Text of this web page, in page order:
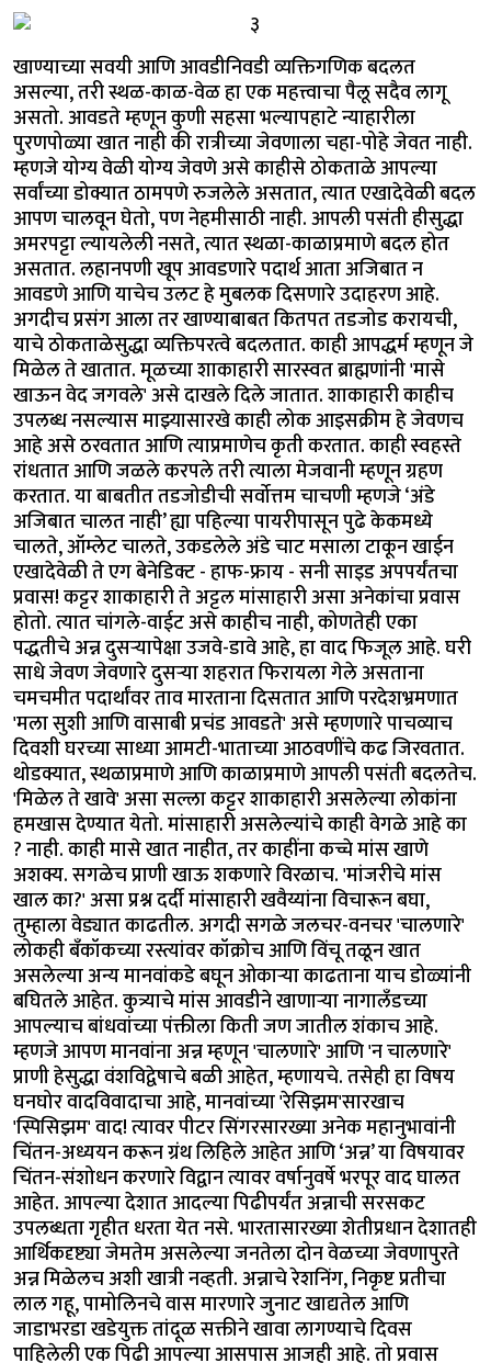
खाण्याच्या सवयी आणि आवडीनिवडी व्यक्तिगणिक बदलत
असल्या, तरी स्थळ-काळ-वेळ हा एक महत्त्वाचा पैलू सदैव लागू
असतो. आवडते म्हणून कुणी सहसा भल्यापहाटे न्याहारीला
पुरणपोळ्या खात नाही की रात्रीच्या जेवणाला चहा-पोहे जेवत नाही.
म्हणजे योग्य वेळी योग्य जेवणे असे काहीसे ठोकताळे आपल्या
सर्वांच्या डोक्यात ठामपणे रुजलेले असतात, त्यात एखादेवेळी बदल
आपण चालवून घेतो, पण नेहमीसाठी नाही. आपली पसंती हीसुद्धा
अमरपट्टा ल्यायलेली नसते, त्यात स्थळा-काळाप्रमाणे बदल होत
असतात. लहानपणी खूप आवडणारे पदार्थ आता अजिबात न
आवडणे आणि याचेच उलट हे मुबलक दिसणारे उदाहरण आहे.
अगदीच प्रसंग आला तर खाण्याबाबत कितपत तडजोड करायची,
याचे ठोकताळेसुद्धा व्यक्तिपरत्वे बदलतात. काही आपद्धर्म म्हणून जे
मिळेल ते खातात. मूळच्या शाकाहारी सारस्वत ब्राह्मणांनी 'मासे
खाऊन वेद जगवले' असे दाखले दिले जातात. शाकाहारी काहीच
उपलब्ध नसल्यास माझ्यासारखे काही लोक आइसक्रीम हे जेवणच
आहे असे ठरवतात आणि त्याप्रमाणेच कृती करतात. काही स्वहस्ते
रांधतात आणि जळले करपले तरी त्याला मेजवानी म्हणून ग्रहण
करतात. या बाबतीत तडजोडीची सर्वोत्तम चाचणी म्हणजे ‘अंडे
अजिबात चालत नाही’ ह्या पहिल्या पायरीपासून पुढे केकमध्ये
चालते, ऑम्लेट चालते, उकडलेले अंडे चाट मसाला टाकून खाईन
एखादेवेळी ते एग बेनेडिक्ट - हाफ-फ्राय - सनी साइड अपपर्यंतचा
प्रवास! कट्टर शाकाहारी ते अट्टल मांसाहारी असा अनेकांचा प्रवास
होतो. त्यात चांगले-वाईट असे काहीच नाही, कोणतेही एका
पद्धतीचे अन्न दुसऱ्यापेक्षा उजवे-डावे आहे, हा वाद फिजूल आहे. घरी
साधे जेवण जेवणारे दुसऱ्या शहरात फिरायला गेले असताना
चमचमीत पदार्थांवर ताव मारताना दिसतात आणि परदेशभ्रमणात
'मला सुशी आणि वासाबी प्रचंड आवडते' असे म्हणणारे पाचव्याच
दिवशी घरच्या साध्या आमटी-भाताच्या आठवणींचे कढ जिरवतात.
थोडक्यात, स्थळाप्रमाणे आणि काळाप्रमाणे आपली पसंती बदलतेच.
'मिळेल ते खावे' असा सल्ला कट्टर शाकाहारी असलेल्या लोकांना
हमखास देण्यात येतो. मांसाहारी असलेल्यांचे काही वेगळे आहे का
? नाही. काही मासे खात नाहीत, तर काहींना कच्चे मांस खाणे
अशक्य. सगळेच प्राणी खाऊ शकणारे विरळाच. 'मांजरीचे मांस
खाल का?' असा प्रश्न दर्दी मांसाहारी खवैय्यांना विचारून बघा,
तुम्हाला वेड्यात काढतील. अगदी सगळे जलचर-वनचर 'चालणारे'
लोकही बँकॉकच्या रस्त्यांवर कॉक्रोच आणि विंचू तळून खात
असलेल्या अन्य मानवांकडे बघून ओकाऱ्या काढताना याच डोळ्यांनी
बघितले आहेत. कुत्र्याचे मांस आवडीने खाणाऱ्या नागालँडच्या
आपल्याच बांधवांच्या पंक्तीला किती जण जातील शंकाच आहे.
म्हणजे आपण मानवांना अन्न म्हणून 'चालणारे' आणि 'न चालणारे'
प्राणी हेसुद्धा वंशविद्वेषाचे बळी आहेत, म्हणायचे. तसेही हा विषय
घनघोर वादविवादाचा आहे, मानवांच्या 'रेसिझम'सारखाच
'स्पिसिझम' वाद! त्यावर पीटर सिंगरसारख्या अनेक महानुभावांनी
चिंतन-अध्ययन करून ग्रंथ लिहिले आहेत आणि ‘अन्न’ या विषयावर
चिंतन-संशोधन करणारे विद्वान त्यावर वर्षानुवर्षे भरपूर वाद घालत
आहेत. आपल्या देशात आदल्या पिढीपर्यंत अन्नाची सरसकट
उपलब्धता गृहीत धरता येत नसे. भारतासारख्या शेतीप्रधान देशातही
आर्थिकदृष्ट्या जेमतेम असलेल्या जनतेला दोन वेळच्या जेवणापुरते
अन्न मिळेलच अशी खात्री नव्हती. अन्नाचे रेशनिंग, निकृष्ट प्रतीचा
लाल गहू, पामोलिनचे वास मारणारे जुनाट खाद्यतेल आणि
जाडाभरडा खडेयुक्त तांदूळ सक्तीने खावा लागण्याचे दिवस
पाहिलेली एक पिढी आपल्या आसपास आजही आहे. तो प्रवास